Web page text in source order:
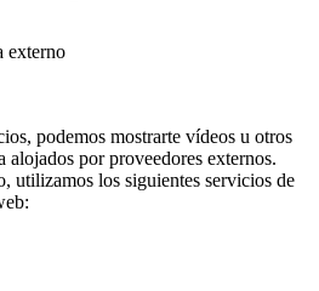
externo
podemos mostrarte vídeos u otros
alojados por proveedores externos.
utilizamos los siguientes servicios de